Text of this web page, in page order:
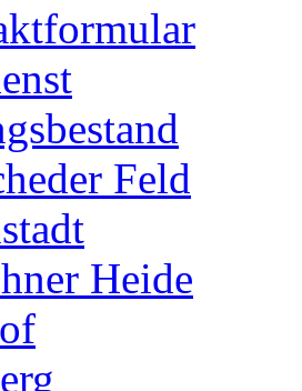
Feld
Heide